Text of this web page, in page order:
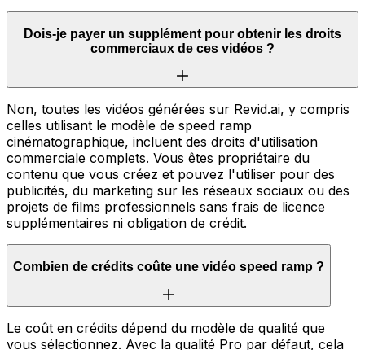
Dois-je payer un supplément pour obtenir les droits
commerciaux de ces vidéos ?
Non, toutes les vidéos générées sur Revid.ai, y compris
celles utilisant le modèle de speed ramp
cinématographique, incluent des droits d'utilisation
commerciale complets. Vous êtes propriétaire du
contenu que vous créez et pouvez l'utiliser pour des
publicités, du marketing sur les réseaux sociaux ou des
projets de films professionnels sans frais de licence
supplémentaires ni obligation de crédit.
Combien de crédits coûte une vidéo speed ramp ?
Le coût en crédits dépend du modèle de qualité que
vous sélectionnez. Avec la qualité Pro par défaut, cela